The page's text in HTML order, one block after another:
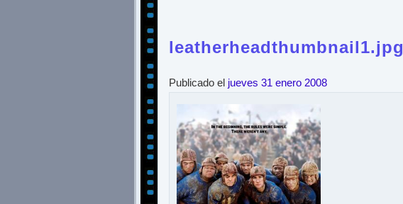
leatherheadthumbnail1.jpg
Publicado el jueves 31 enero 2008